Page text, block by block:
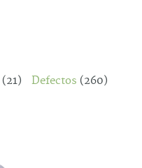
(21) Defectos (260)